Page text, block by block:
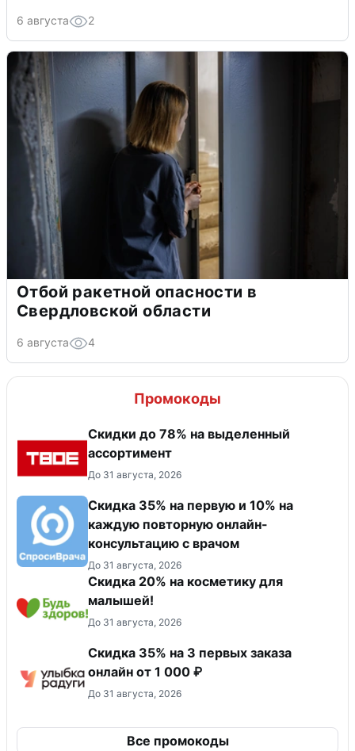
6 августа 2
Отбой ракетной опасности в
Свердловской области
6 августа 4
Промокоды
Скидки до 78% на выделенный
ассортимент
До 31 августа, 2026
Скидка 35% на первую и 10% на
каждую повторную онлайн-
консультацию с врачом
До 31 августа, 2026
Скидка 20% на косметику для
малышей!
До 31 августа, 2026
Скидка 35% на 3 первых заказа
онлайн от 1 000 ₽
До 31 августа, 2026
Все промокоды